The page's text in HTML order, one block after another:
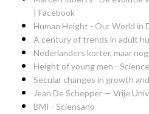
| Facebook
Human Height - Our World in
A century of trends in adult
Nederlanders korter, maar
Height of young men -
Secular changes in growth
Jean De Schepper — Vrije
BMI - Sciensano